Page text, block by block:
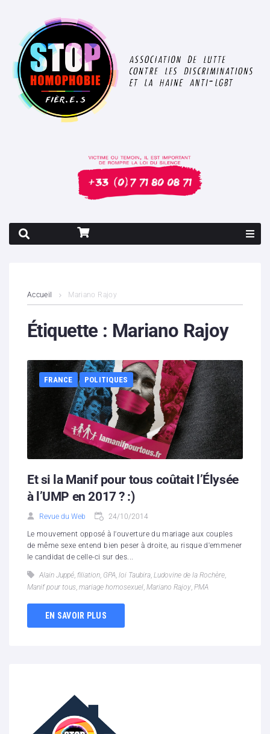
Contenus litigieux
Boutique
Partenaires
Accueil Mariano Rajoy
Étiquette : Mariano Rajoy
FRANCE POLITIQUES
Et si la Manif pour tous coûtait l’Élysée
à l’UMP en 2017 ? :)
Revue du Web 24/10/2014
Le mouvement opposé à l'ouverture du mariage aux couples
de même sexe entend bien peser à droite, au risque d'emmener
le candidat de celle-ci sur des...
Alain Juppé, filiation, GPA, loi Taubira, Ludovine de la Rochère,
Manif pour tous, mariage homosexuel, Mariano Rajoy, PMA
EN SAVOIR PLUS